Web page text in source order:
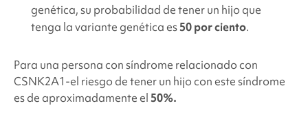
genética, su probabilidad de tener un hijo que
tenga la variante genética es50 por ciento.
Para una persona con síndrome relacionadocon
CSNK2A1-el riesgo de tener un hijo con este síndrome
es de aproximadamente el 50%.